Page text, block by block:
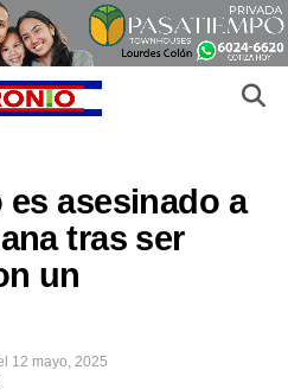
asesinado a
tras ser
un
12 mayo, 2025